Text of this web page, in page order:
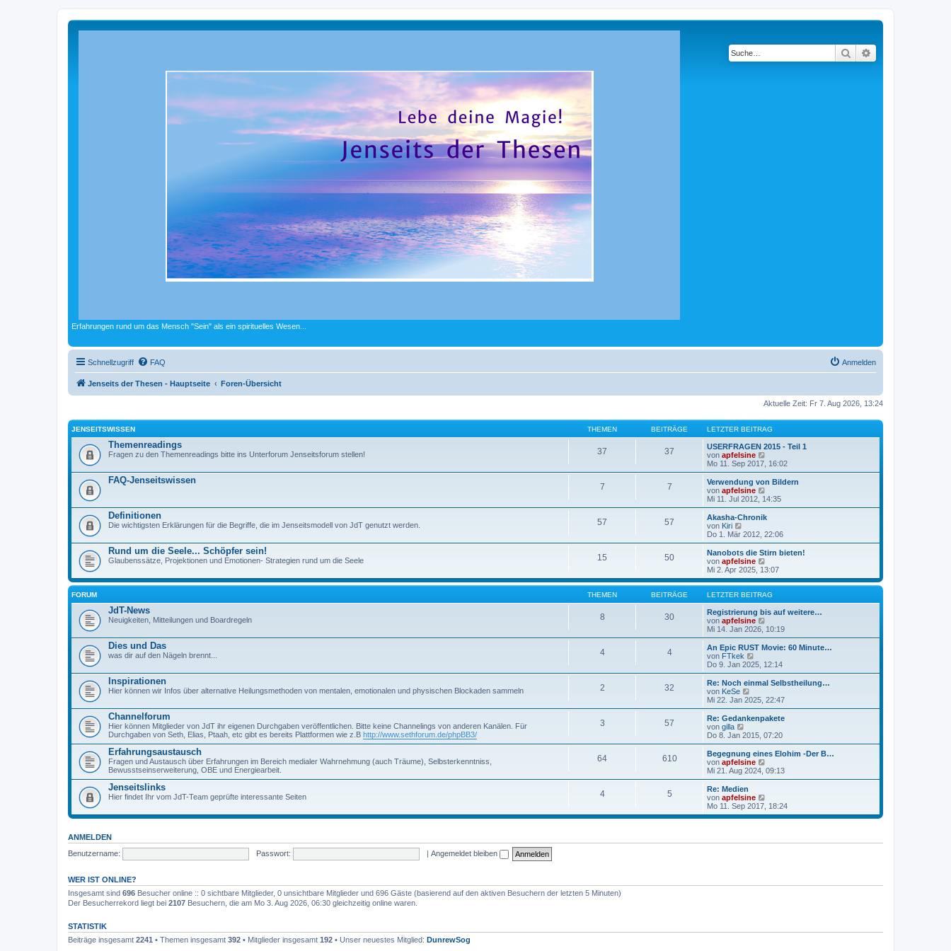
Erfahrungen rund um das Mensch "Sein" als ein spirituelles Wesen...
Suche
Schnellzugriff FAQ Anmelden
Jenseits der Thesen - Hauptseite Foren-Übersicht
Aktuelle Zeit: Fr 7. Aug 2026, 13:24
JENSEITSWISSEN THEMEN BEITRÄGE LETZTER BEITRAG
Themenreadings
Fragen zu den Themenreadings bitte ins Unterforum Jenseitsforum stellen! 37 37
USERFRAGEN 2015 - Teil 1
von apfelsine
e
u
e
t
B
e
i
r
g
Mo 11. Sep 2017, 16:02
FAQ-Jenseitswissen
7 7
Verwendung von Bildern
von apfelsine
e
u
e
t
r
B
e
i
t
r
a
g
Mi 11. Jul 2012, 14:35
Definitionen
Die wichtigsten Erklärungen für die Begriffe, die im Jenseitsmodell von JdT genutzt werden. 57 57
Akasha-Chronik
von Kiri
e
u
e
s
t
r
B
e
i
t
r
g
Do 1. Mär 2012, 22:06
Rund um die Seele... Schöpfer sein!
Glaubenssätze, Projektionen und Emotionen- Strategien rund um die Seele 15 50
Nanobots die Stirn bieten!
von apfelsine
e
u
e
s
t
e
B
e
i
r
g
Mi 2. Apr 2025, 13:07
FORUM THEMEN BEITRÄGE LETZTER BEITRAG
JdT-News
Neuigkeiten, Mitteilungen und Boardregeln 8 30
Registrierung bis auf weitere…
von apfelsine
e
u
e
t
r
B
e
i
r
g
Mi 14. Jan 2026, 10:19
Dies und Das
was dir auf den Nägeln brennt... 4 4
An Epic RUST Movie: 60 Minute…
von FTkek
e
u
e
t
B
e
i
r
a
g
Do 9. Jan 2025, 12:14
Inspirationen
Hier können wir Infos über alternative Heilungsmethoden von mentalen, emotionalen und physischen Blockaden sammeln 2 32
Re: Noch einmal Selbstheilung…
von KeSe
e
u
e
t
B
e
i
a
g
Mi 22. Jan 2025, 22:47
Channelforum
Hier können Mitglieder von JdT ihr eigenen Durchgaben veröffentlichen. Bitte keine Channelings von anderen Kanälen. Für
Durchgaben von Seth, Elias, Ptaah, etc gibt es bereits Plattformen wie z.B http://www.sethforum.de/phpBB3/
3 57
Re: Gedankenpakete
von gilla
e
u
e
s
t
B
e
i
t
g
Do 8. Jan 2015, 07:20
Erfahrungsaustausch
Fragen und Austausch über Erfahrungen im Bereich medialer Wahrnehmung (auch Träume), Selbsterkenntniss,
Bewusstseinserweiterung, OBE und Energiearbeit.
64 610
Begegnung eines Elohim -Der B…
von apfelsine
e
u
r
i
Mi 21. Aug 2024, 09:13
Jenseitslinks
Hier findet Ihr vom JdT-Team geprüfte interessante Seiten 4 5
Re: Medien
von apfelsine
e
u
Mo 11. Sep 2017, 18:24
ANMELDEN
Benutzername:
Passwort: | Angemeldet bleiben
WER IST ONLINE?
Insgesamt sind 696 Besucher online :: 0 sichtbare Mitglieder, 0 unsichtbare Mitglieder und 696 Gäste (basierend auf den aktiven Besuchern der letzten 5 Minuten)
Der Besucherrekord liegt bei 2107 Besuchern, die am Mo 3. Aug 2026, 06:30 gleichzeitig online waren.
STATISTIK
Beiträge insgesamt 2241 • Themen insgesamt 392 • Mitglieder insgesamt 192 • Unser neuestes Mitglied: DunrewSog